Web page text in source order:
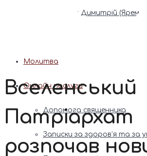
Патріарх Димитрій (Ярема)
Молитва
Онлайн послуги
Допомога священника
Записки за здоров’я та за
Вселенський
Патріархат
розпочав